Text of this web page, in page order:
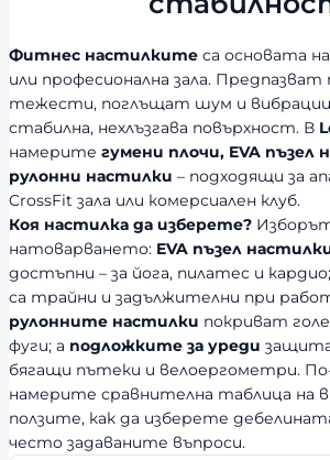
с
т
Фитнес настилките са основата
или професионална зала.
тежести, поглъщат шум и вибрации
стабилна, нехлъзгава повърхност. В
намерите гумени плочи, EVA пъзел
рулонни настилки – подходящи за
CrossFit зала или комерсиален клуб.
Коя настилка да изберете?
натоварването: EVA пъзел
достъпни – за йога, пилатес и кардио;
са трайни и задължителни при
рулонните настилки покриват
фуги; а подложките за уреди
бягащи пътеки и велоергометри.
намерите сравнителна таблица на
ползите, как да изберете
често задаваните въпроси.